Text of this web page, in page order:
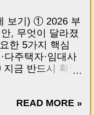
다. 실제로 제가
다. 금요일 오후 3
멈췄고 그 자리에
상황이 있었습니
십니다. “내 대출
죠?” “매도인이 대
걱정입니다. 그래
이 어떻게 움직이
보기) ① 2026 부
, 무엇이 달라졌
한 5가지 핵심
주택자·임대사
금 반드시 확인
Open) 1.
READ MORE »